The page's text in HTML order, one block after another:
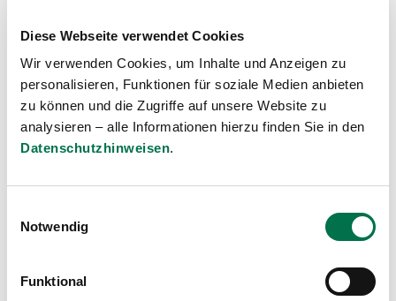
Diese Webseite verwendet Cookies
Wir verwenden Cookies, um Inhalte und Anzeigen zu
personalisieren, Funktionen für soziale Medien anbieten
zu können und die Zugriffe auf unsere Website zu
analysieren – alle Informationen hierzu finden Sie in den
Datenschutzhinweisen.
Notwendig
Funktional
Zahnheilkunde das medizinische Teilgebiet der
dann als Träger oder Befestigungsanker für künstliche
Zähne, Brücken oder Gebisse.
Die Geschichte vom Zahnimplantat
stammen aus der Zeit der Maya im 8. Jahrhundert n. Chr.,
mit Zahnersatz aus Elfenbein oder Walrosszähnen bekannt.
wurden dann erste erfolgreiche Versuche mit Implantaten
aus Keramik und Gold durchgeführt. Als „Vater“ der